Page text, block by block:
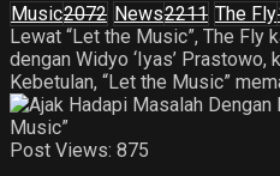
Music2072 News2211 The Fly
Lewat “Let the Music”, The Fly
dengan Widyo ‘Iyas’ Prastowo,
Kebetulan, “Let the Music”
Post Views: 875